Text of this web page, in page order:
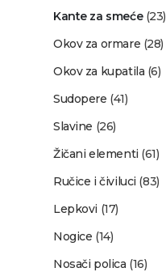
Kante za smeće (23)
Okov za ormare (28)
Okov za kupatila (6)
Sudopere (41)
Slavine (26)
Žičani elementi (61)
Ručice i čiviluci (83)
Lepkovi (17)
Nogice (14)
Nosači polica (16)